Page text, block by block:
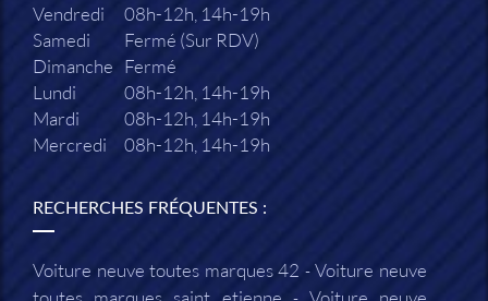
Vendredi
08h-12h, 14h-19h
Samedi
Fermé (Sur RDV)
Dimanche Fermé
Lundi
08h-12h, 14h-19h
Mardi
08h-12h, 14h-19h
Mercredi
08h-12h, 14h-19h
RECHERCHES FRÉQUENTES :
Voiture neuve toutes marques 42
Voiture neuve